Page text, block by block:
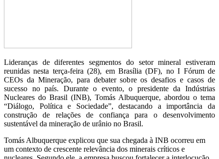
Lideranças de diferentes segmentos do setor mineral estiveram
reunidas nesta terça-feira (28), em Brasília (DF), no I Fórum de
CEOs da Mineração, para debater sobre os desafios e casos de
sucesso no país. Durante o evento, o presidente da Indústrias
Nucleares do Brasil (INB), Tomás Albuquerque, abordou o tema
“Diálogo, Política e Sociedade”, destacando a importância da
construção de relações de confiança para o desenvolvimento
sustentável da mineração de urânio no Brasil.
Tomás Albuquerque explicou que sua chegada à INB ocorreu em
um contexto de crescente relevância dos minerais críticos e